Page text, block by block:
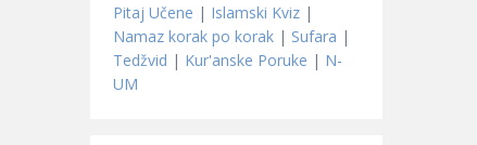
Pitaj Učene | Islamski Kviz |
Namaz korak po korak | Sufara |
Tedžvid | Kur'anske Poruke | N-
UM